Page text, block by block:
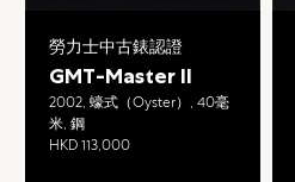
勞力士中古錶認證
GMT-Master II
2002, 蠔式（Oyster）, 40毫
米, 鋼
HKD 113,000